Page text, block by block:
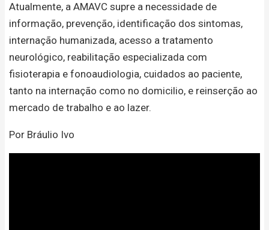
Atualmente, a AMAVC supre a necessidade de
informação, prevenção, identificação dos sintomas,
internação humanizada, acesso a tratamento
neurológico, reabilitação especializada com
fisioterapia e fonoaudiologia, cuidados ao paciente,
tanto na internação como no domicilio, e reinserção ao
mercado de trabalho e ao lazer.
Por Bráulio Ivo